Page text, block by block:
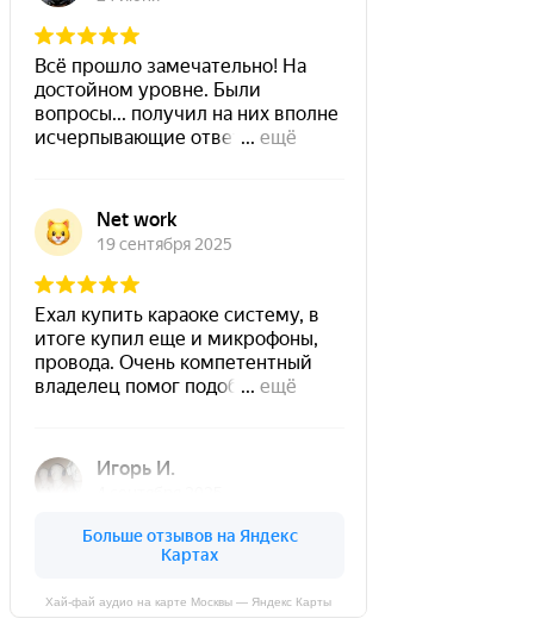
Хай-фай аудио на карте Москвы — Яндекс Карты